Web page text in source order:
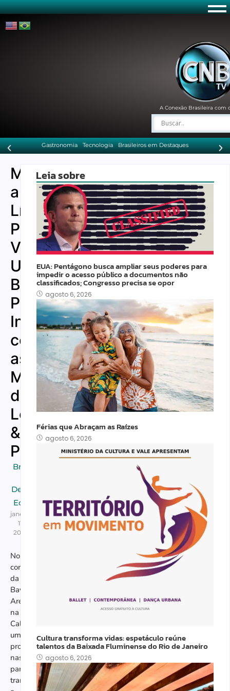
A Conexão Brasileira com
Gastronomia Tecnologia Brasileiros em Destaques
Mantendo
a
Língua
Portuguesa
Viva.
Um
Bate-
Papo
Inspirador
com
as
Mentoras
da
Letras
&
Poesia
Brasileiros
Destaques
Educação
janeiro
11,
2025
No
coração
da
Bay
Area,
na
Califórnia,
um
projeto
nasceu
para
transformar
Leia sobre
EUA: Pentágono busca ampliar seus poderes para
impedir o acesso público a documentos não
classificados; Congresso precisa se opor
agosto 6, 2026
Férias que Abraçam as Raízes
agosto 6, 2026
Cultura transforma vidas: espetáculo reúne
talentos da Baixada Fluminense do Rio de Janeiro
agosto 6, 2026